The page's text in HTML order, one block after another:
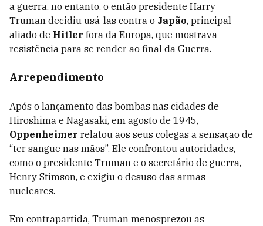
a guerra, no entanto, o então presidente Harry
Truman decidiu usá-las contra o Japão, principal
aliado de Hitler fora da Europa, que mostrava
resistência para se render ao final da Guerra.
Arrependimento
Após o lançamento das bombas nas cidades de
Hiroshima e Nagasaki, em agosto de 1945,
Oppenheimer relatou aos seus colegas a sensação de
“ter sangue nas mãos”. Ele confrontou autoridades,
como o presidente Truman e o secretário de guerra,
Henry Stimson, e exigiu o desuso das armas
nucleares.
Em contrapartida, Truman menosprezou as